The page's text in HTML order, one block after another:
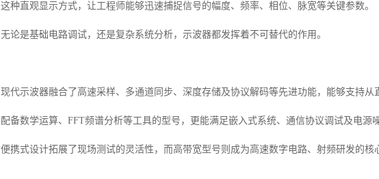
这种直观显示方式，让工程师能够迅速捕捉信号的幅度、频率、相位、脉宽等关键参数。
无论是基础电路调试，还是复杂系统分析，示波器都发挥着不可替代的作用。
现代示波器融合了高速采样、多通道同步、深度存储及协议解码等先进功能，能够支持从
配备数学运算、FFT频谱分析等工具的型号，更能满足嵌入式系统、通信协议调试及电源
便携式设计拓展了现场测试的灵活性，而高带宽型号则成为高速数字电路、射频研发的核